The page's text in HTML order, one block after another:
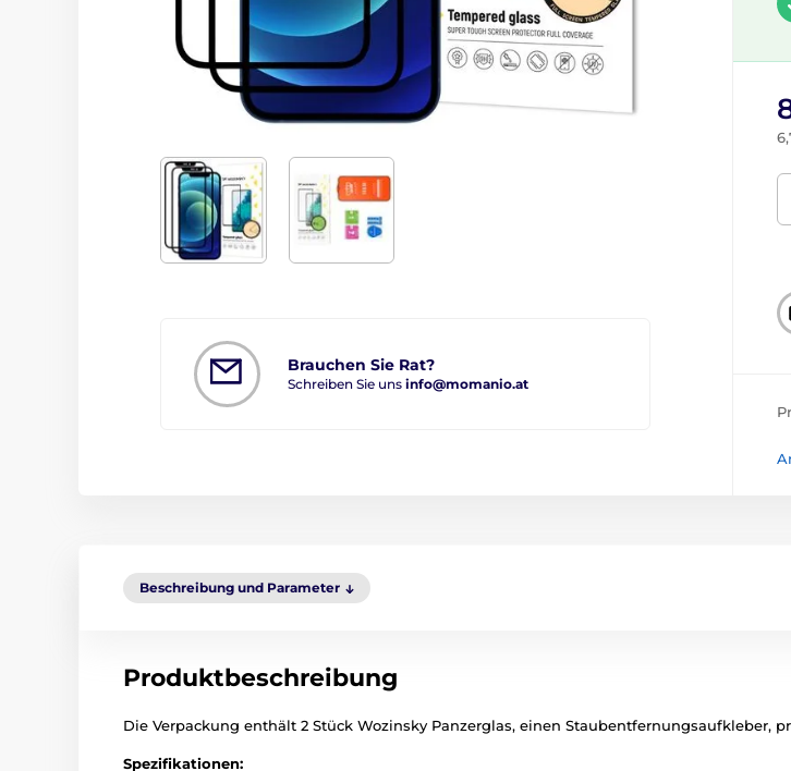
Brauchen Sie Rat?
Schreiben Sie uns info@momanio.at
Beschreibung und Parameter
Produktbeschreibung
Die Verpackung enthält 2 Stück Wozinsky Panzerglas, einen
Spezifikationen: